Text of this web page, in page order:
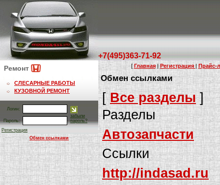
+7(495)363-71-92
Ремонт
СЛЕСАРНЫЕ РАБОТЫ
КУЗОВНОЙ РЕМОНТ
Логин:
Пароль:
забыли
пароль?
Регистрация
Обмен ссылками
[ Главная | Регистрация|Прайс-
Обмен ссылками
[Все разделы]
Разделы
Автозапчасти
Ссылки
http://indasad.ru